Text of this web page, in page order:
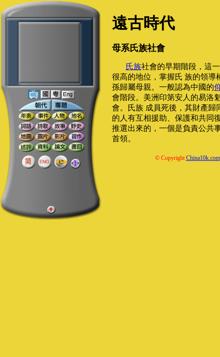
遠古時代
母系氏族社會
氏族社會的早期階段，這
很高的地位，掌握氏 族的領導
孫歸屬母親。一般認為中國的
會階段。美洲印第安人的易洛
會。氏族 成員死後，其財產歸
的人有互相援助、保護和共同
推選出來的，一個是負責公共
首領。
© CopyrightChina10k.com